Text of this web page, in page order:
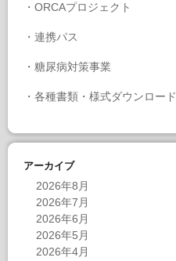
・ ORCAプロジェクト
・ 連携パス
・ 糖尿病対策事業
・ 各種書類・様式ダウンロード
アーカイブ
2026年8月
2026年7月
2026年6月
2026年5月
2026年4月